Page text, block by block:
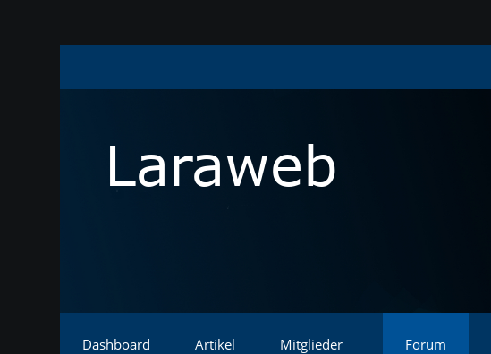
Dashboard Artikel Mitglieder Forum